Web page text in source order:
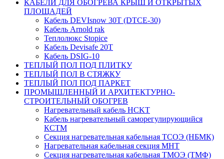
КАБЕЛИ ДЛЯ ОБОГРЕВА КРЫШ И ОТКРЫТЫХ
ПЛОЩАДЕЙ
Кабель DEVIsnow 30Т (DTCE-30)
Кабель Arnold rak
Теплолюкс Stopice
Кабель Devisafe 20T
Кабель DSIG-10
ТЕПЛЫЙ ПОЛ ПОД ПЛИТКУ
ТЕПЛЫЙ ПОЛ В СТЯЖКУ
ТЕПЛЫЙ ПОЛ ПОД ПАРКЕТ
ПРОМЫШЛЕННЫЙ И АРХИТЕКТУРНО-
СТРОИТЕЛЬНЫЙ ОБОГРЕВ
Нагревательный кабель НCKТ
Кабель нагревательный саморегулирующийся
КСТМ
Секция нагревательная кабельная ТСОЭ (НБМК)
Нагревательная кабельная секция МНТ
Секция нагревательная кабельная ТМОЭ (ТМФ)